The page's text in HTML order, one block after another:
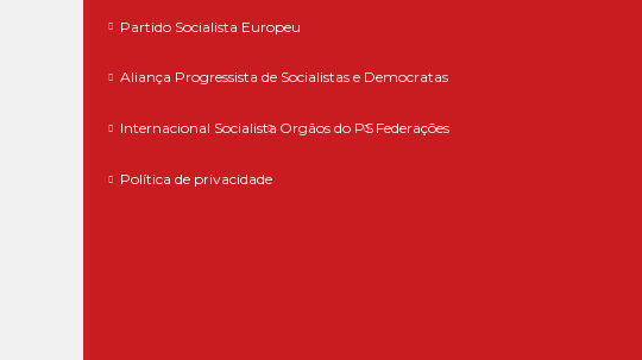
Partido Socialista Europeu
Aliança Progressista de Socialistas e Democratas
Internacional Socialista Orgãos do PS Federações
Política de privacidade